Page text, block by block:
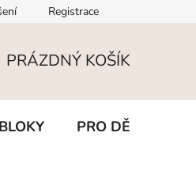
Registrace
PRÁZDNÝ KOŠÍK
BLOKY PRO DĚTI